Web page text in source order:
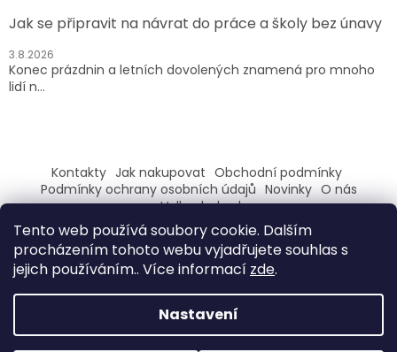
Tento web používá soubory cookie. Dalším
procházením tohoto webu vyjadřujete souhlas s
jejich používáním.. Více informací zde.
Nastavení
Jak se připravit na návrat do práce a školy bez únavy
3.8.2026
Konec prázdnin a letních dovolených znamená pro mnoho
lidí n...
Kontakty Jak nakupovat Obchodní podmínky
Podmínky ochrany osobních údajů Novinky O nás
Velkoobchod
ZAREGISTRUJ SE A ZÍSKEJ SLEVU 100,- NA PRVNÍ NÁKUP
Vytvořil Shoptet